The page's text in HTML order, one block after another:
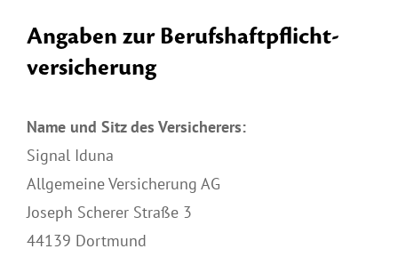
Angaben zur Berufs­haftpflicht­
versicherung
Name und Sitz des Versicherers:
Signal Iduna
Allgemeine Versicherung AG
Joseph Scherer Straße 3
44139 Dortmund